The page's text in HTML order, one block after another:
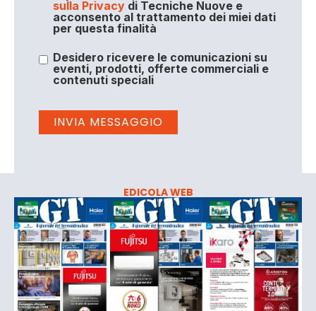
sulla Privacydi Tecniche Nuove e
acconsento al trattamento dei miei dati
per questa finalità
Desidero ricevere le comunicazioni su
eventi, prodotti, offerte commerciali e
contenuti speciali
EDICOLA WEB